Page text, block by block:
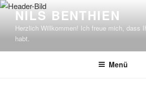
Zum
springen
NILS BENTHIEN
Herzlich Willkommen! Ich freue mich, dass
habt.
Menü